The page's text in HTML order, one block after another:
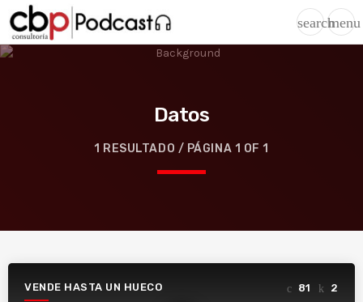
searchmenu
Datos
1 RESULTADO / PÁGINA 1 OF 1
VENDE HASTA UN HUECO 81 2